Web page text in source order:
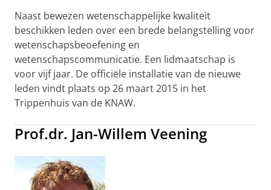
Naast bewezen wetenschappelijke kwaliteit
beschikken leden over een brede belangstelling voor
wetenschapsbeoefening en
wetenschapscommunicatie. Een lidmaatschap is
voor vijf jaar. De officiële installatie van de nieuwe
leden vindt plaats op 26 maart 2015 in het
Trippenhuis van de KNAW.
Prof.dr. Jan-Willem Veening